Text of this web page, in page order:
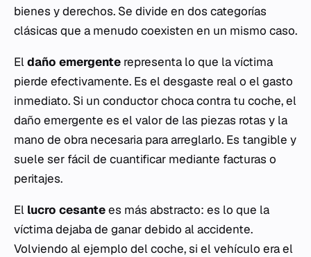
bienes y derechos. Se divide en dos categorías
clásicas que a menudo coexisten en un mismo caso.
Eldaño emergente representa lo que la víctima
pierde efectivamente. Es el desgaste real o el gasto
inmediato. Si un conductor choca contra tu coche, el
daño emergente es el valor de las piezas rotas y la
mano de obra necesaria para arreglarlo. Es tangible y
suele ser fácil de cuantificar mediante facturas o
peritajes.
El lucro cesantees más abstracto: es lo que la
víctima dejaba de ganar debido al accidente.
Volviendo al ejemplo del coche, si el vehículo era el